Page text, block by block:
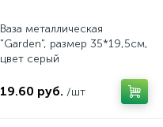
Ваза металлическая
"Garden", размер 35*19,5см,
цвет серый
19.60 руб. /шт